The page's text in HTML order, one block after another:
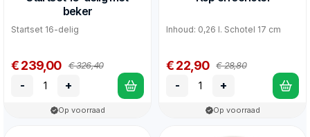
beker
Startset 16-delig
€ 239,00 € 326,40
- +
Op voorraad
Inhoud: 0,26 l. Schotel 17 cm
€ 22,90 € 28,80
- +
Op voorraad